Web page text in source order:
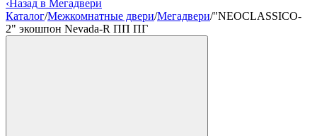
‹Назад в Мегадвери
Каталог/Межкомнатные двери/Мегадвери/"NEOCLASSICO-
2" экошпон Nevada-R ПП ПГ